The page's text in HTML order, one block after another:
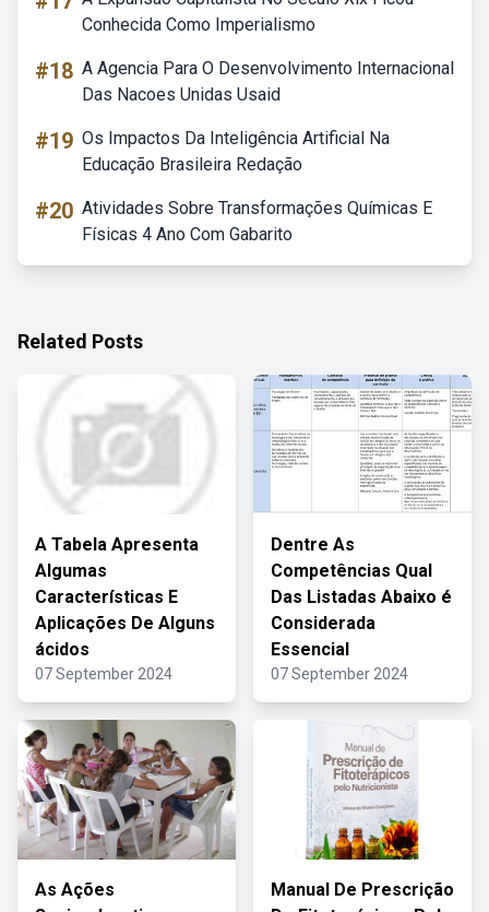
Conhecida Como Imperialismo
#18 A Agencia Para O Desenvolvimento Internacional
Das Nacoes Unidas Usaid
#19 Os Impactos Da Inteligência Artificial Na
Educação Brasileira Redação
#20 Atividades Sobre Transformações Químicas E
Físicas 4 Ano Com Gabarito
Related Posts
A Tabela Apresenta
Algumas
Características E
Aplicações De Alguns
ácidos
07 September 2024
Dentre As
Competências Qual
Das Listadas Abaixo é
Considerada
Essencial
07 September 2024
As Ações
Manual De Prescrição